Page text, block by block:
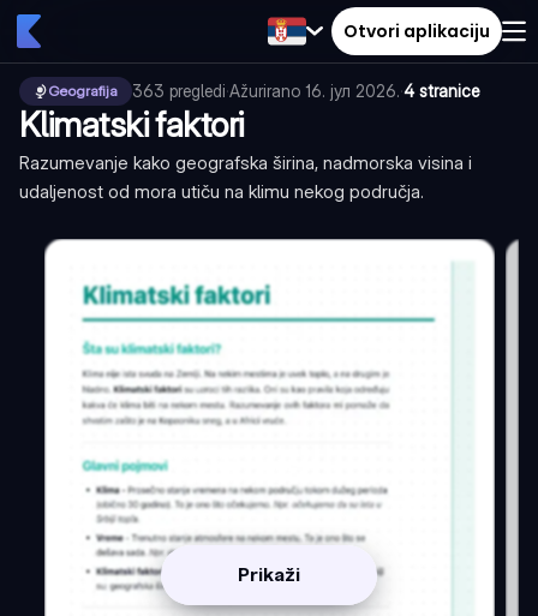
Otvori aplikaciju
Geografija 363 pregledi·Ažurirano 16. јул 2026.·4 stranice
Klimatski faktori
Razumevanje kako geografska širina, nadmorska visina i
udaljenost od mora utiču na klimu nekog područja.
Prikaži